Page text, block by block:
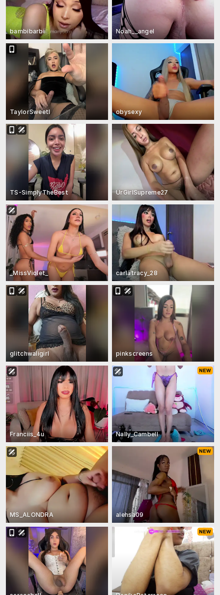
bambibarbi Noah__angel
TaylorSweetI obysexy
TS-SimplyTheBest UrGirlSupreme27
_MissViolet_ carlatracy_28
glitchwaligirl pinkscreens
Franciis_4u Nally_Cambell
MS_ALONDRA alehsa09